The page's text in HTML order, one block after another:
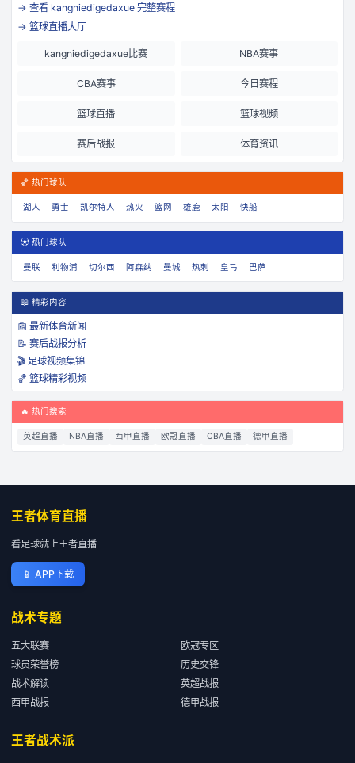
→ 查看 kangniedigedaxue 完整赛程
→ 篮球直播大厅
kangniedigedaxue比赛 NBA赛事
CBA赛事 今日赛程
篮球直播 篮球视频
赛后战报 体育资讯
🏀 热门球队
湖人 勇士 凯尔特人 热火 篮网 雄鹿 太阳 快船
⚽ 热门球队
曼联 利物浦 切尔西 阿森纳 曼城 热刺 皇马 巴萨
📖 精彩内容
📰 最新体育新闻
📝 赛后战报分析
🎬 足球视频集锦
🏀 篮球精彩视频
🔥 热门搜索
英超直播 NBA直播 西甲直播 欧冠直播 CBA直播 德甲直播
王者体育直播
看足球就上王者直播
📱 APP下载
战术专题
五大联赛
欧冠专区
球员荣誉榜
历史交锋
战术解读
英超战报
西甲战报
德甲战报
王者战术派